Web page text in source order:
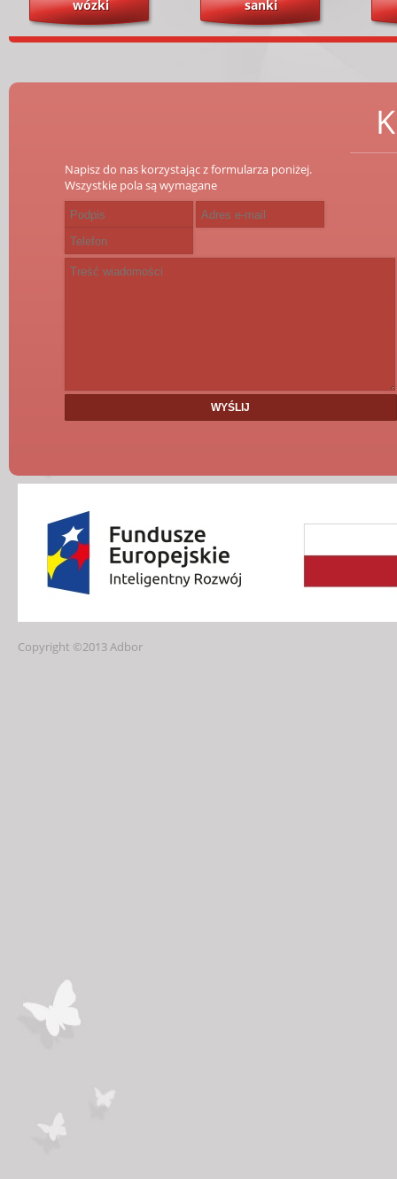
wózki sanki
Napisz do nas korzystając z formularza poniżej.
Wszystkie pola są wymagane
Copyright ©2013 Adbor